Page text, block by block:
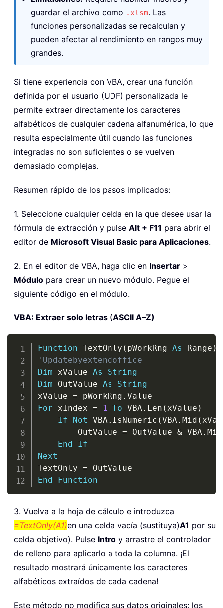
guardar el archivo como .xlsm. Las
funciones personalizadas se recalculan y
pueden afectar al rendimiento en rangos muy
grandes.
Si tiene experiencia con VBA, crear una función
definida por el usuario (UDF) personalizada le
permite extraer directamente los caracteres
alfabéticos de cualquier cadena alfanumérica, lo que
resulta especialmente útil cuando las funciones
integradas no son suficientes o se vuelven
demasiado complejas.
Resumen rápido de los pasos implicados:
1. Seleccione cualquier celda en la que desee usar la
fórmula de extracción y pulse Alt + F11 para abrir el
editor de Microsoft Visual Basic para Aplicaciones.
2. En el editor de VBA, haga clic en Insertar >
Módulo para crear un nuevo módulo. Pegue el
siguiente código en el módulo.
VBA: Extraer solo letras (ASCII A–Z)
Function TextOnly ( pWorkRng As Range )
'Updatebyextendoffice
Dim xValue As
String
Dim OutValue As
String
xValue = pWorkRng .
For xIndex = 1 To VBA. Len ( xValue )
If
Not VBA. IsNumeric (VBA. Mid (
        OutValue
= OutValue & VBA. Mid
End
If
Next
TextOnly =
End
Function
Copy
3. Vuelva a la hoja de cálculo e introduzca
=TextOnly(A1)en una celda vacía (sustituya)A1 por su
celda objetivo). Pulse Intro y arrastre el controlador
de relleno para aplicarlo a toda la columna. ¡El
resultado mostrará únicamente los caracteres
alfabéticos extraídos de cada cadena!
Este método no modifica sus datos originales: los